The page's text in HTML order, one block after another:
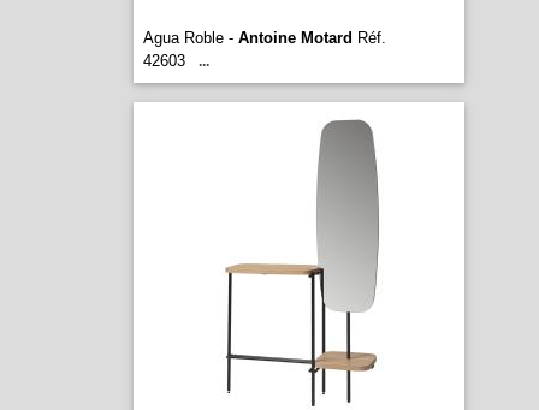
Agua Roble - Antoine Motard Réf.
42603
...